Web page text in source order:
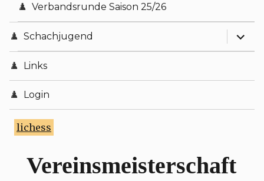
Neuigkeiten
Senioren
Verbandsrunde Saison 25/26
Schachjugend
Aktuelles
Links
Login
lichess
Vereinsmeisterschaft